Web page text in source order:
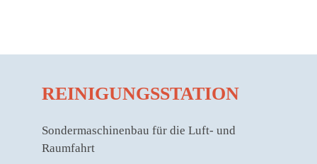
REINIGUNGS­STATION
Sondermaschinenbau für die Luft- und
Raumfahrt